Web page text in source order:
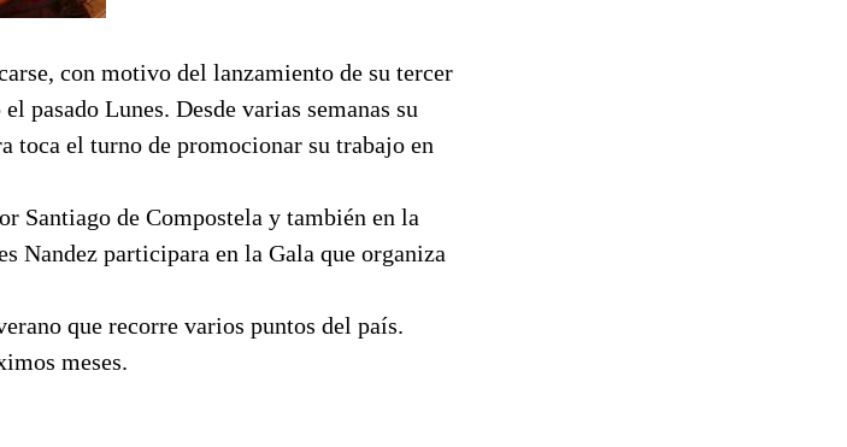
con motivo del lanzamiento de su tercer
pasado Lunes. Desde varias semanas su
toca el turno de promocionar su trabajo en
Santiago de Compostela y también en la
Nandez participara en la Gala que organiza
que recorre varios puntos del país.
meses.